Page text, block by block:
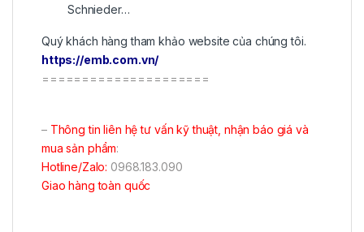
Schnieder…
Quý khách hàng tham khảo website của chúng tôi.
https://emb.com.vn/
=====================
–Thông tin liên hệ tư vấn kỹ thuật, nhận báo giá và
mua sản phẩm:
Hotline/Zalo: 0968.183.090
Giao hàng toàn quốc